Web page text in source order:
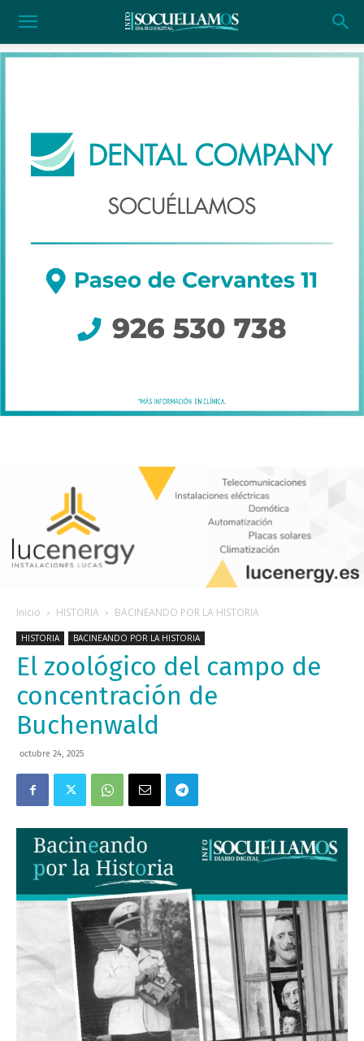
Inicio HISTORIA BACINEANDO POR LA HISTORIA
HISTORIA BACINEANDO POR LA HISTORIA
El zoológico del campo de
concentración de
Buchenwald
octubre 24, 2025